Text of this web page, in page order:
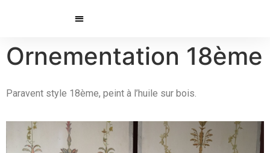
Ornementation 18ème
Paravent style 18ème, peint à l’huile sur bois.